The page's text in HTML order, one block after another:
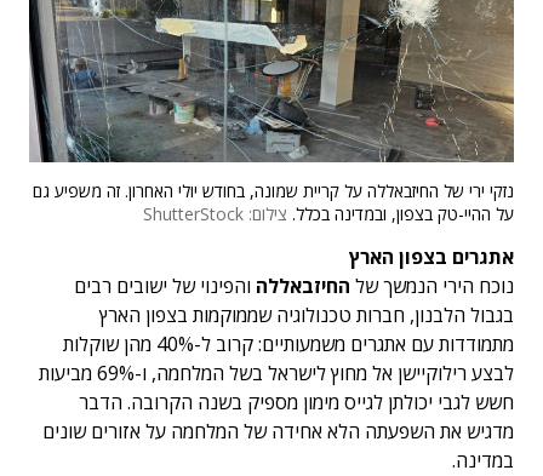
נזקי ירי של החיזבאללה על קריית שמונה, בחודש יולי האחרון. זה משפיע גם
על ההיי-טק בצפון, ובמדינה בכלל. צילום: ShutterStock
אתגרים בצפון הארץ
נוכח הירי הנמשך של החיזבאללה והפינוי של ישובים רבים
בגבול הלבנון, חברות טכנולוגיה שממוקמות בצפון הארץ
מתמודדות עם אתגרים משמעותיים: קרוב ל-40% מהן שוקלות
לבצע רילוקיישן אל מחוץ לישראל בשל המלחמה, ו-69% מביעות
חשש לגבי יכולתן לגייס מימון מספיק בשנה הקרובה. הדבר
מדגיש את השפעתה הלא אחידה של המלחמה על אזורים שונים
במדינה.